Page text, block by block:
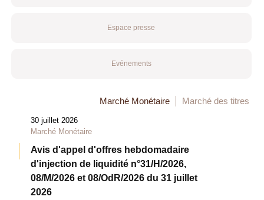
Espace presse
Evénements
Marché Monétaire Marché des titres
30 juillet 2026
Marché Monétaire
Avis d'appel d'offres hebdomadaire
d'injection de liquidité n°31/H/2026,
08/M/2026 et 08/OdR/2026 du 31 juillet
2026